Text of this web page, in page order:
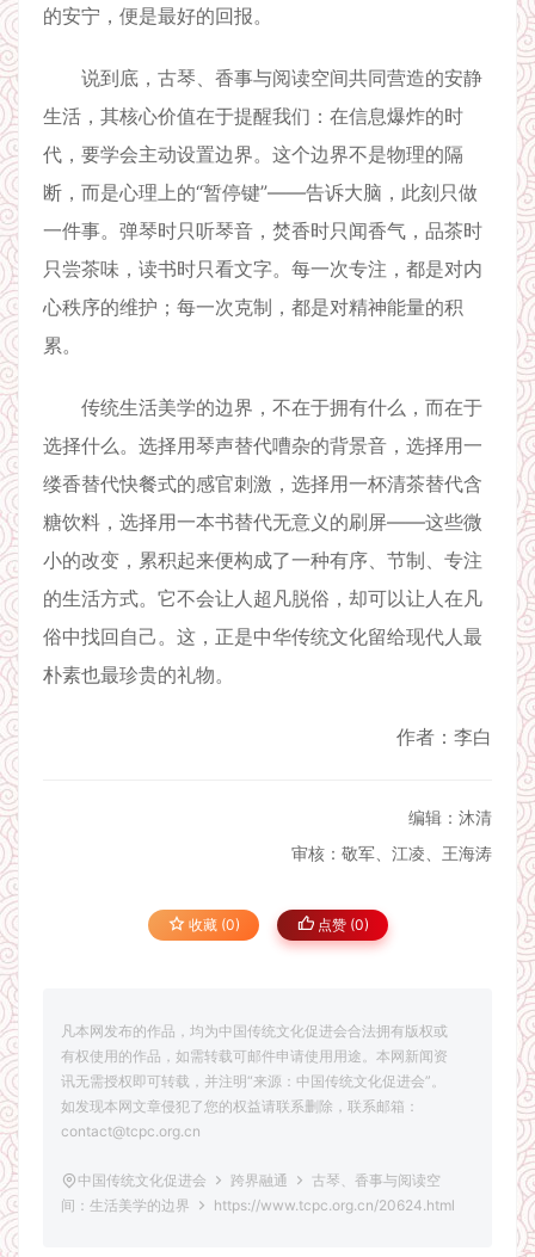
的安宁，便是最好的回报。
说到底，古琴、香事与阅读空间共同营造的安静
生活，其核心价值在于提醒我们：在信息爆炸的时
代，要学会主动设置边界。这个边界不是物理的隔
断，而是心理上的“暂停键”——告诉大脑，此刻只做
一件事。弹琴时只听琴音，焚香时只闻香气，品茶时
只尝茶味，读书时只看文字。每一次专注，都是对内
心秩序的维护；每一次克制，都是对精神能量的积
累。
传统生活美学的边界，不在于拥有什么，而在于
选择什么。选择用琴声替代嘈杂的背景音，选择用一
缕香替代快餐式的感官刺激，选择用一杯清茶替代含
糖饮料，选择用一本书替代无意义的刷屏——这些微
小的改变，累积起来便构成了一种有序、节制、专注
的生活方式。它不会让人超凡脱俗，却可以让人在凡
俗中找回自己。这，正是中华传统文化留给现代人最
朴素也最珍贵的礼物。
作者：李白
编辑：沐清
审核：敬军、江凌、王海涛
收藏 (0) 点赞 (0)
凡本网发布的作品，均为中国传统文化促进会合法拥有版权或
有权使用的作品，如需转载可邮件申请使用用途。本网新闻资
讯无需授权即可转载，并注明“来源：中国传统文化促进会”。
如发现本网文章侵犯了您的权益请联系删除，联系邮箱：
contact@tcpc.org.cn
中国传统文化促进会 跨界融通
古琴、香事与阅读空
间：生活美学的边界
https://www.tcpc.org.cn/20624.html